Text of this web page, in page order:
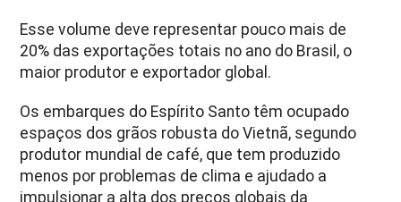
Esse volume deve representar pouco mais de
20% das exportações totais no ano do Brasil, o
maior produtor e exportador global.
Os embarques do Espírito Santo têm ocupado
espaços dos grãos robusta do Vietnã, segundo
produtor mundial de café, que tem produzido
menos por problemas de clima e ajudado a
impulsionar a alta dos preços globais da